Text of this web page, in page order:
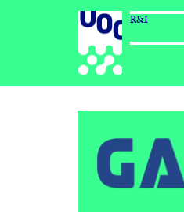
R&I
Grupo de